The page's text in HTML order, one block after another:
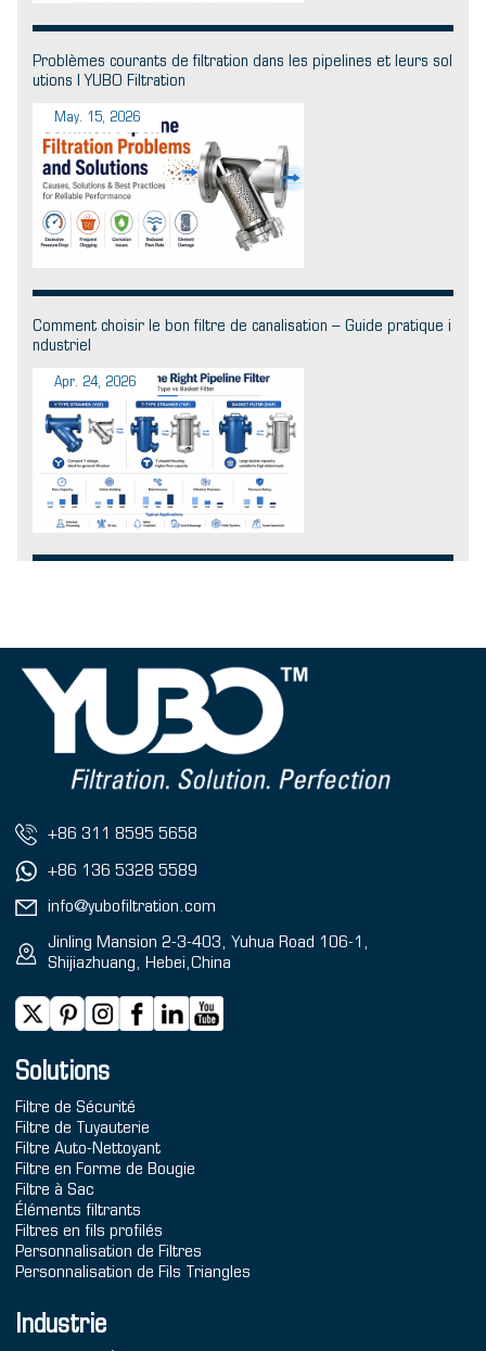
Problèmes courants de filtration dans les pipelines et leurs sol
utions | YUBO Filtration
May. 15, 2026
Comment choisir le bon filtre de canalisation – Guide pratique i
ndustriel
Apr. 24, 2026
+86 311 8595 5658
+86 136 5328 5589
info@yubofiltration.com
Jinling Mansion 2-3-403, Yuhua Road 106-1,
Shijiazhuang, Hebei,China
Solutions
Filtre de Sécurité
Filtre de Tuyauterie
Filtre Auto-Nettoyant
Filtre en Forme de Bougie
Filtre à Sac
Éléments filtrants
Filtres en fils profilés
Personnalisation de Filtres
Personnalisation de Fils Triangles
Industrie